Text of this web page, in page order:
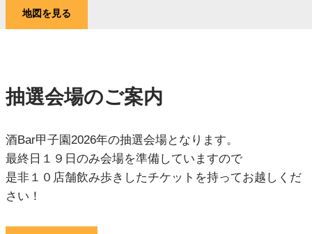
地図を見る
抽選会場のご案内
酒Bar甲子園2026年の抽選会場となります。
最終日１９日のみ会場を準備していますので
是非１０店舗飲み歩きしたチケットを持ってお越しくだ
さい！